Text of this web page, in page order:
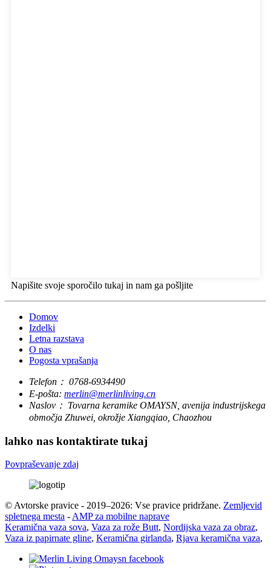
Napišite svoje sporočilo tukaj in nam ga pošljite
Domov
Izdelki
Letna razstava
O nas
Pogosta vprašanja
Telefon： 0768-6934490
E-pošta: merlin@merlinliving.cn
Naslov： Tovarna keramike OMAYSN, avenija industrijskega
območja Zhuwei, okrožje Xiangqiao, Chaozhou
lahko nas kontaktirate tukaj
Povpraševanje zdaj
© Avtorske pravice - 2019–2026: Vse pravice pridržane. Zemljevid
spletnega mesta -AMP za mobilne naprave
Keramična vaza sova, Vaza za rože Butt, Nordijska vaza za obraz,
Vaza iz papirnate gline, Keramična girlanda, Rjava keramična vaza,